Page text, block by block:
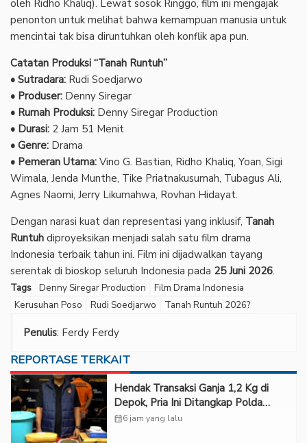
oleh Ridho Khaliq). Lewat sosok Ringgo, film ini mengajak
penonton untuk melihat bahwa kemampuan manusia untuk
mencintai tak bisa diruntuhkan oleh konflik apa pun.
Catatan Produksi “Tanah Runtuh”
• Sutradara: Rudi Soedjarwo
• Produser: Denny Siregar
• Rumah Produksi: Denny Siregar Production
• Durasi: 2 Jam 51 Menit
• Genre: Drama
• Pemeran Utama: Vino G. Bastian, Ridho Khaliq, Yoan, Sigi
Wimala, Jenda Munthe, Tike Priatnakusumah, Tubagus Ali,
Agnes Naomi, Jerry Likumahwa, Rovhan Hidayat.
Dengan narasi kuat dan representasi yang inklusif, Tanah
Runtuh diproyeksikan menjadi salah satu film drama
Indonesia terbaik tahun ini. Film ini dijadwalkan tayang
serentak di bioskop seluruh Indonesia pada 25 Juni 2026.
Tags Denny Siregar Production
Film Drama Indonesia
Kerusuhan Poso
Rudi Soedjarwo Tanah Runtuh 2026?
Penulis: Ferdy Ferdy
REPORTASE TERKAIT
Hendak Transaksi Ganja 1,2 Kg di
Depok, Pria Ini Ditangkap Polda
Metro Jaya
calendar_month6 jam yang lalu